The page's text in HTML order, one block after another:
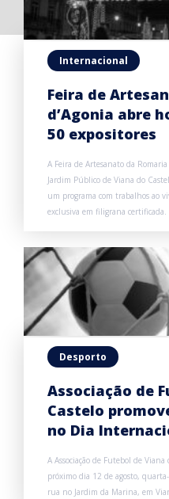
Internacional
Feira de
d’Agonia abre
50 expositores
A Feira de Artesanato da
Jardim Público de Viana do
um programa com trabalhos ao
exclusiva em filigrana certificada.
Desporto
Associação de
Castelo
no Dia
A Associação de Futebol de
próximo dia 12 de agosto,
rua no Jardim da Marina, em